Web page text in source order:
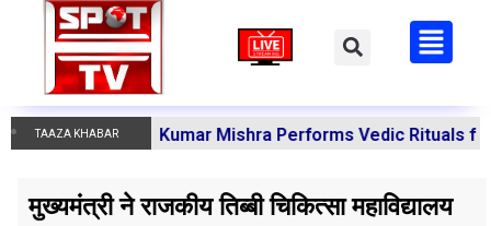
TAAZA KHABAR
Manoj Kumar Mishra Performs Vedic Rituals for the
मुख्यमंत्री ने राजकीय तिब्बी चिकित्सा महाविद्यालय